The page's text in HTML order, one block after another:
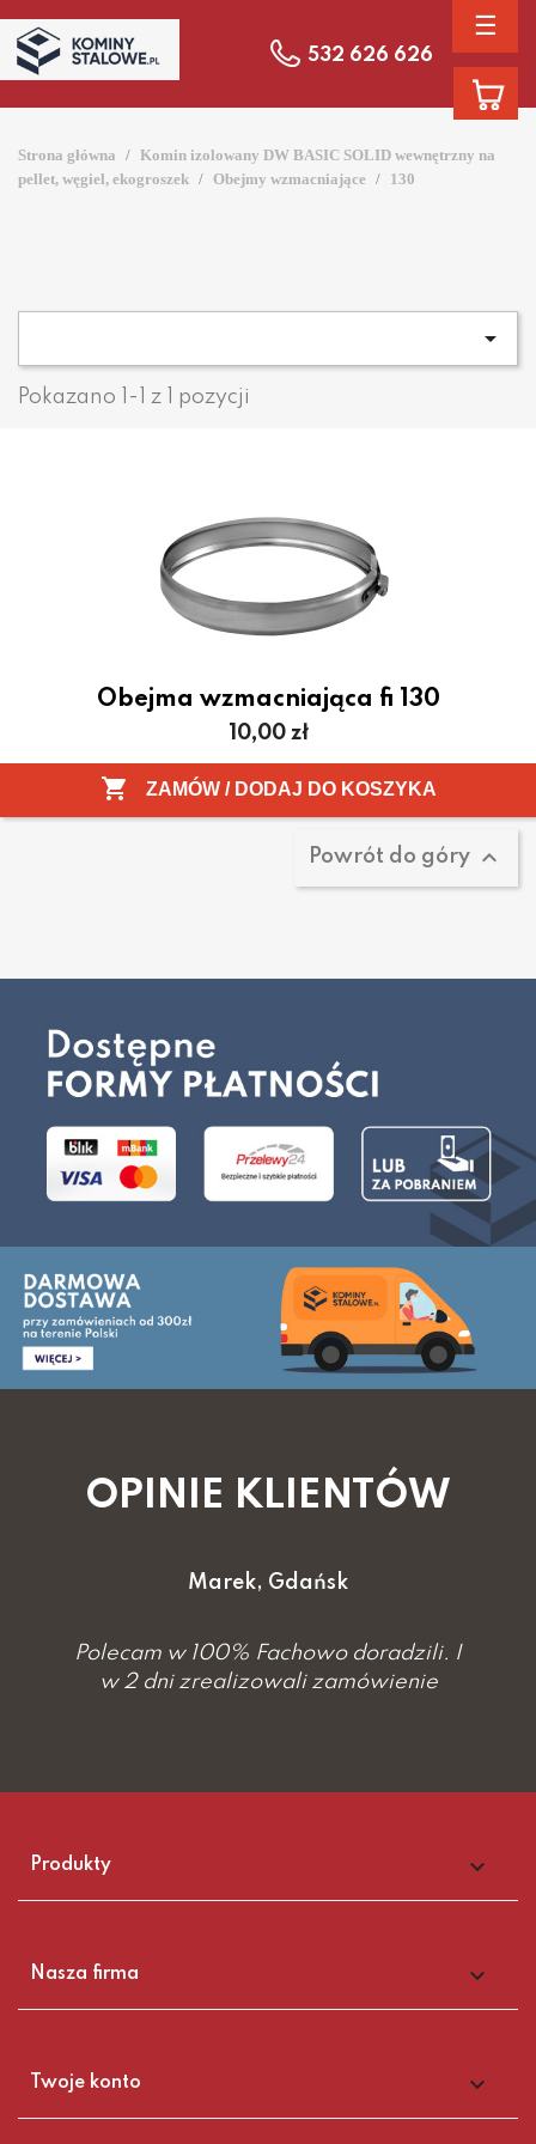
☰
532 626 626
Strona główna
Komin izolowany DW BASIC SOLID wewnętrzny na
pellet, węgiel, ekogroszek
Obejmy wzmacniające 130

Pokazano 1-1 z 1 pozycji
Obejma wzmacniająca fi 130
Cena
10,00 zł
 ZAMÓW / DODAJ DO KOSZYKA
Pokazano 1-1 z 1 pozycji
Powrót do góry 
OPINIE KLIENTÓW
Marek, Gdańsk
Polecam w 100% Fachowo doradzili. I
w 2 dni zrealizowali zamówienie
Produkty 
Nasza firma 
Twoje konto 